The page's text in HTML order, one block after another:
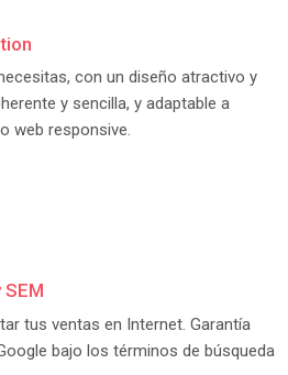
con un diseño atractivo y
y sencilla, y adaptable a
web responsive.
tus ventas en Internet. Garantía
bajo los términos de búsqueda